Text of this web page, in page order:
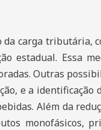
carga tributária,
estadual. Essa
Outras
e a
Além da
monofásicos,